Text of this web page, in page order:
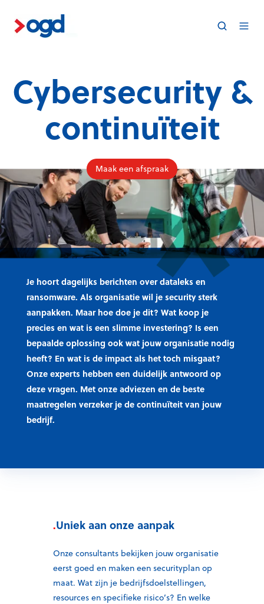
Cybersecurity &
continuïteit
Maak een afspraak
Je hoort dagelijks berichten over dataleks en
ransomware. Als organisatie wil je security sterk
aanpakken. Maar hoe doe je dit? Wat koop je
precies en wat is een slimme investering? Is een
bepaalde oplossing ook wat jouw organisatie nodig
heeft? En wat is de impact als het toch misgaat?
Onze experts hebben een duidelijk antwoord op
deze vragen. Met onze adviezen en de beste
maatregelen verzeker je de continuïteit van jouw
bedrijf.
.Uniek aan onze aanpak
Onze consultants bekijken jouw organisatie
eerst goed en maken een securityplan op
maat. Wat zijn je bedrijfsdoelstellingen,
resources en specifieke risico’s? En welke